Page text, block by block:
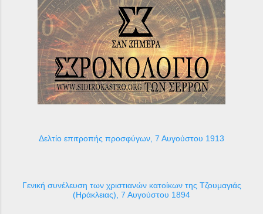
Δελτίο επιτροπής προσφύγων, 7 Αυγούστου 1913
Γενική συνέλευση των χριστιανών κατοίκων της Τζουμαγιάς
(Ηράκλειας), 7 Αυγούστου 1894